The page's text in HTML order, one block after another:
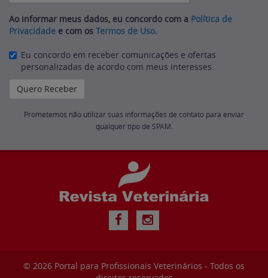
Ao informar meus dados, eu concordo com a Política de
Privacidade e com os Termos de Uso.
Eu concordo em receber comunicações e ofertas
personalizadas de acordo com meus interesses.
Prometemos não utilizar suas informações de contato para enviar
qualquer tipo de SPAM.
© 2026 Portal para Profissionais Veterinários - Todos os